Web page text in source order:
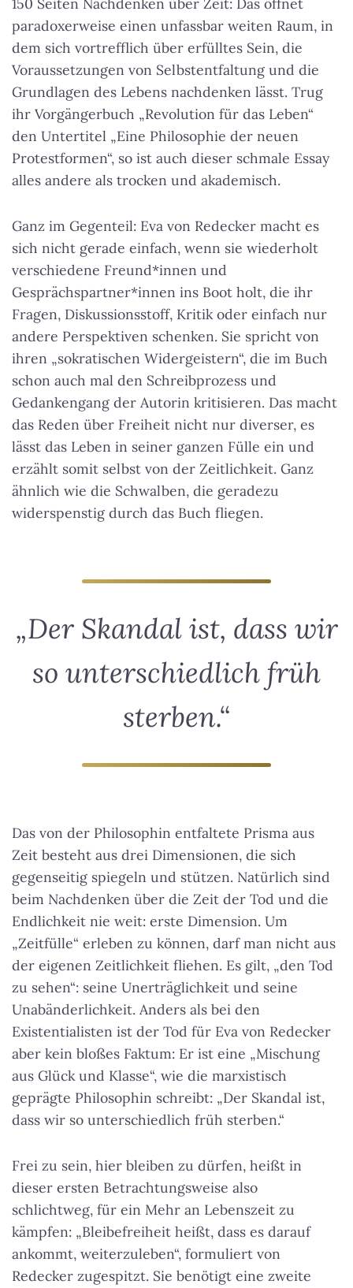
150 Seiten Nachdenken über Zeit: Das öffnet
paradoxerweise einen unfassbar weiten Raum, in
dem sich vortrefflich über erfülltes Sein, die
Voraussetzungen von Selbstentfaltung und die
Grundlagen des Lebens nachdenken lässt. Trug
ihr Vorgängerbuch „Revolution für das Leben“
den Untertitel „Eine Philosophie der neuen
Protestformen“, so ist auch dieser schmale Essay
alles andere als trocken und akademisch.
Ganz im Gegenteil: Eva von Redecker macht es
sich nicht gerade einfach, wenn sie wiederholt
verschiedene Freund*innen und
Gesprächspartner*innen ins Boot holt, die ihr
Fragen, Diskussionsstoff, Kritik oder einfach nur
andere Perspektiven schenken. Sie spricht von
ihren „sokratischen Widergeistern“, die im Buch
schon auch mal den Schreibprozess und
Gedankengang der Autorin kritisieren. Das macht
das Reden über Freiheit nicht nur diverser, es
lässt das Leben in seiner ganzen Fülle ein und
erzählt somit selbst von der Zeitlichkeit. Ganz
ähnlich wie die Schwalben, die geradezu
widerspenstig durch das Buch fliegen.
„Der Skandal ist, dass wir
so unterschiedlich früh
sterben.“
Das von der Philosophin entfaltete Prisma aus
Zeit besteht aus drei Dimensionen, die sich
gegenseitig spiegeln und stützen. Natürlich sind
beim Nachdenken über die Zeit der Tod und die
Endlichkeit nie weit: erste Dimension. Um
„Zeitfülle“ erleben zu können, darf man nicht aus
der eigenen Zeitlichkeit fliehen. Es gilt, „den Tod
zu sehen“: seine Unerträglichkeit und seine
Unabänderlichkeit. Anders als bei den
Existentialisten ist der Tod für Eva von Redecker
aber kein bloßes Faktum: Er ist eine „Mischung
aus Glück und Klasse“, wie die marxistisch
geprägte Philosophin schreibt: „Der Skandal ist,
dass wir so unterschiedlich früh sterben.“
Frei zu sein, hier bleiben zu dürfen, heißt in
dieser ersten Betrachtungsweise also
schlichtweg, für ein Mehr an Lebenszeit zu
kämpfen: „Bleibefreiheit heißt, dass es darauf
ankommt, weiterzuleben“, formuliert von
Redecker zugespitzt. Sie benötigt eine zweite